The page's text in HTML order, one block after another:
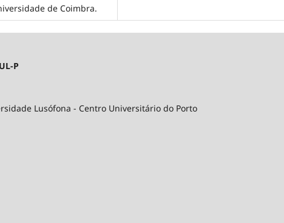
de Coimbra.
P
Lusófona - Centro Universitário do Porto